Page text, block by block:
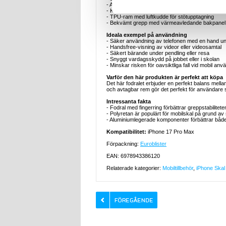
- Avtagbar rem för bekvämare transport
- Kameraram och sidoknappar i
- TPU-ram med luftkudde för stötupptagning
- Bekvämt grepp med värmeavledande bakpanel
Ideala exempel på användning
- Säker användning av telefonen med en hand
- Handsfree-visning av videor eller videosamtal
- Säkert bärande under pendling eller resa
- Snyggt vardagsskydd på jobbet eller i skolan
- Minskar risken för oavsiktliga fall vid mobil
Varför den här produkten är perfekt att köpa
Det här fodralet erbjuder en perfekt balans
och avtagbar rem gör det perfekt för
Intressanta fakta
- Fodral med fingerring förbättrar
- Polyretan är populärt för mobilskal på grund
- Aluminiumlegerade komponenter förbättrar
Kompatibilitet: iPhone 17 Pro Max
Förpackning: Euroblister
EAN: 6978943386120
Relaterade kategorier: Mobiltillbehör, iPhone